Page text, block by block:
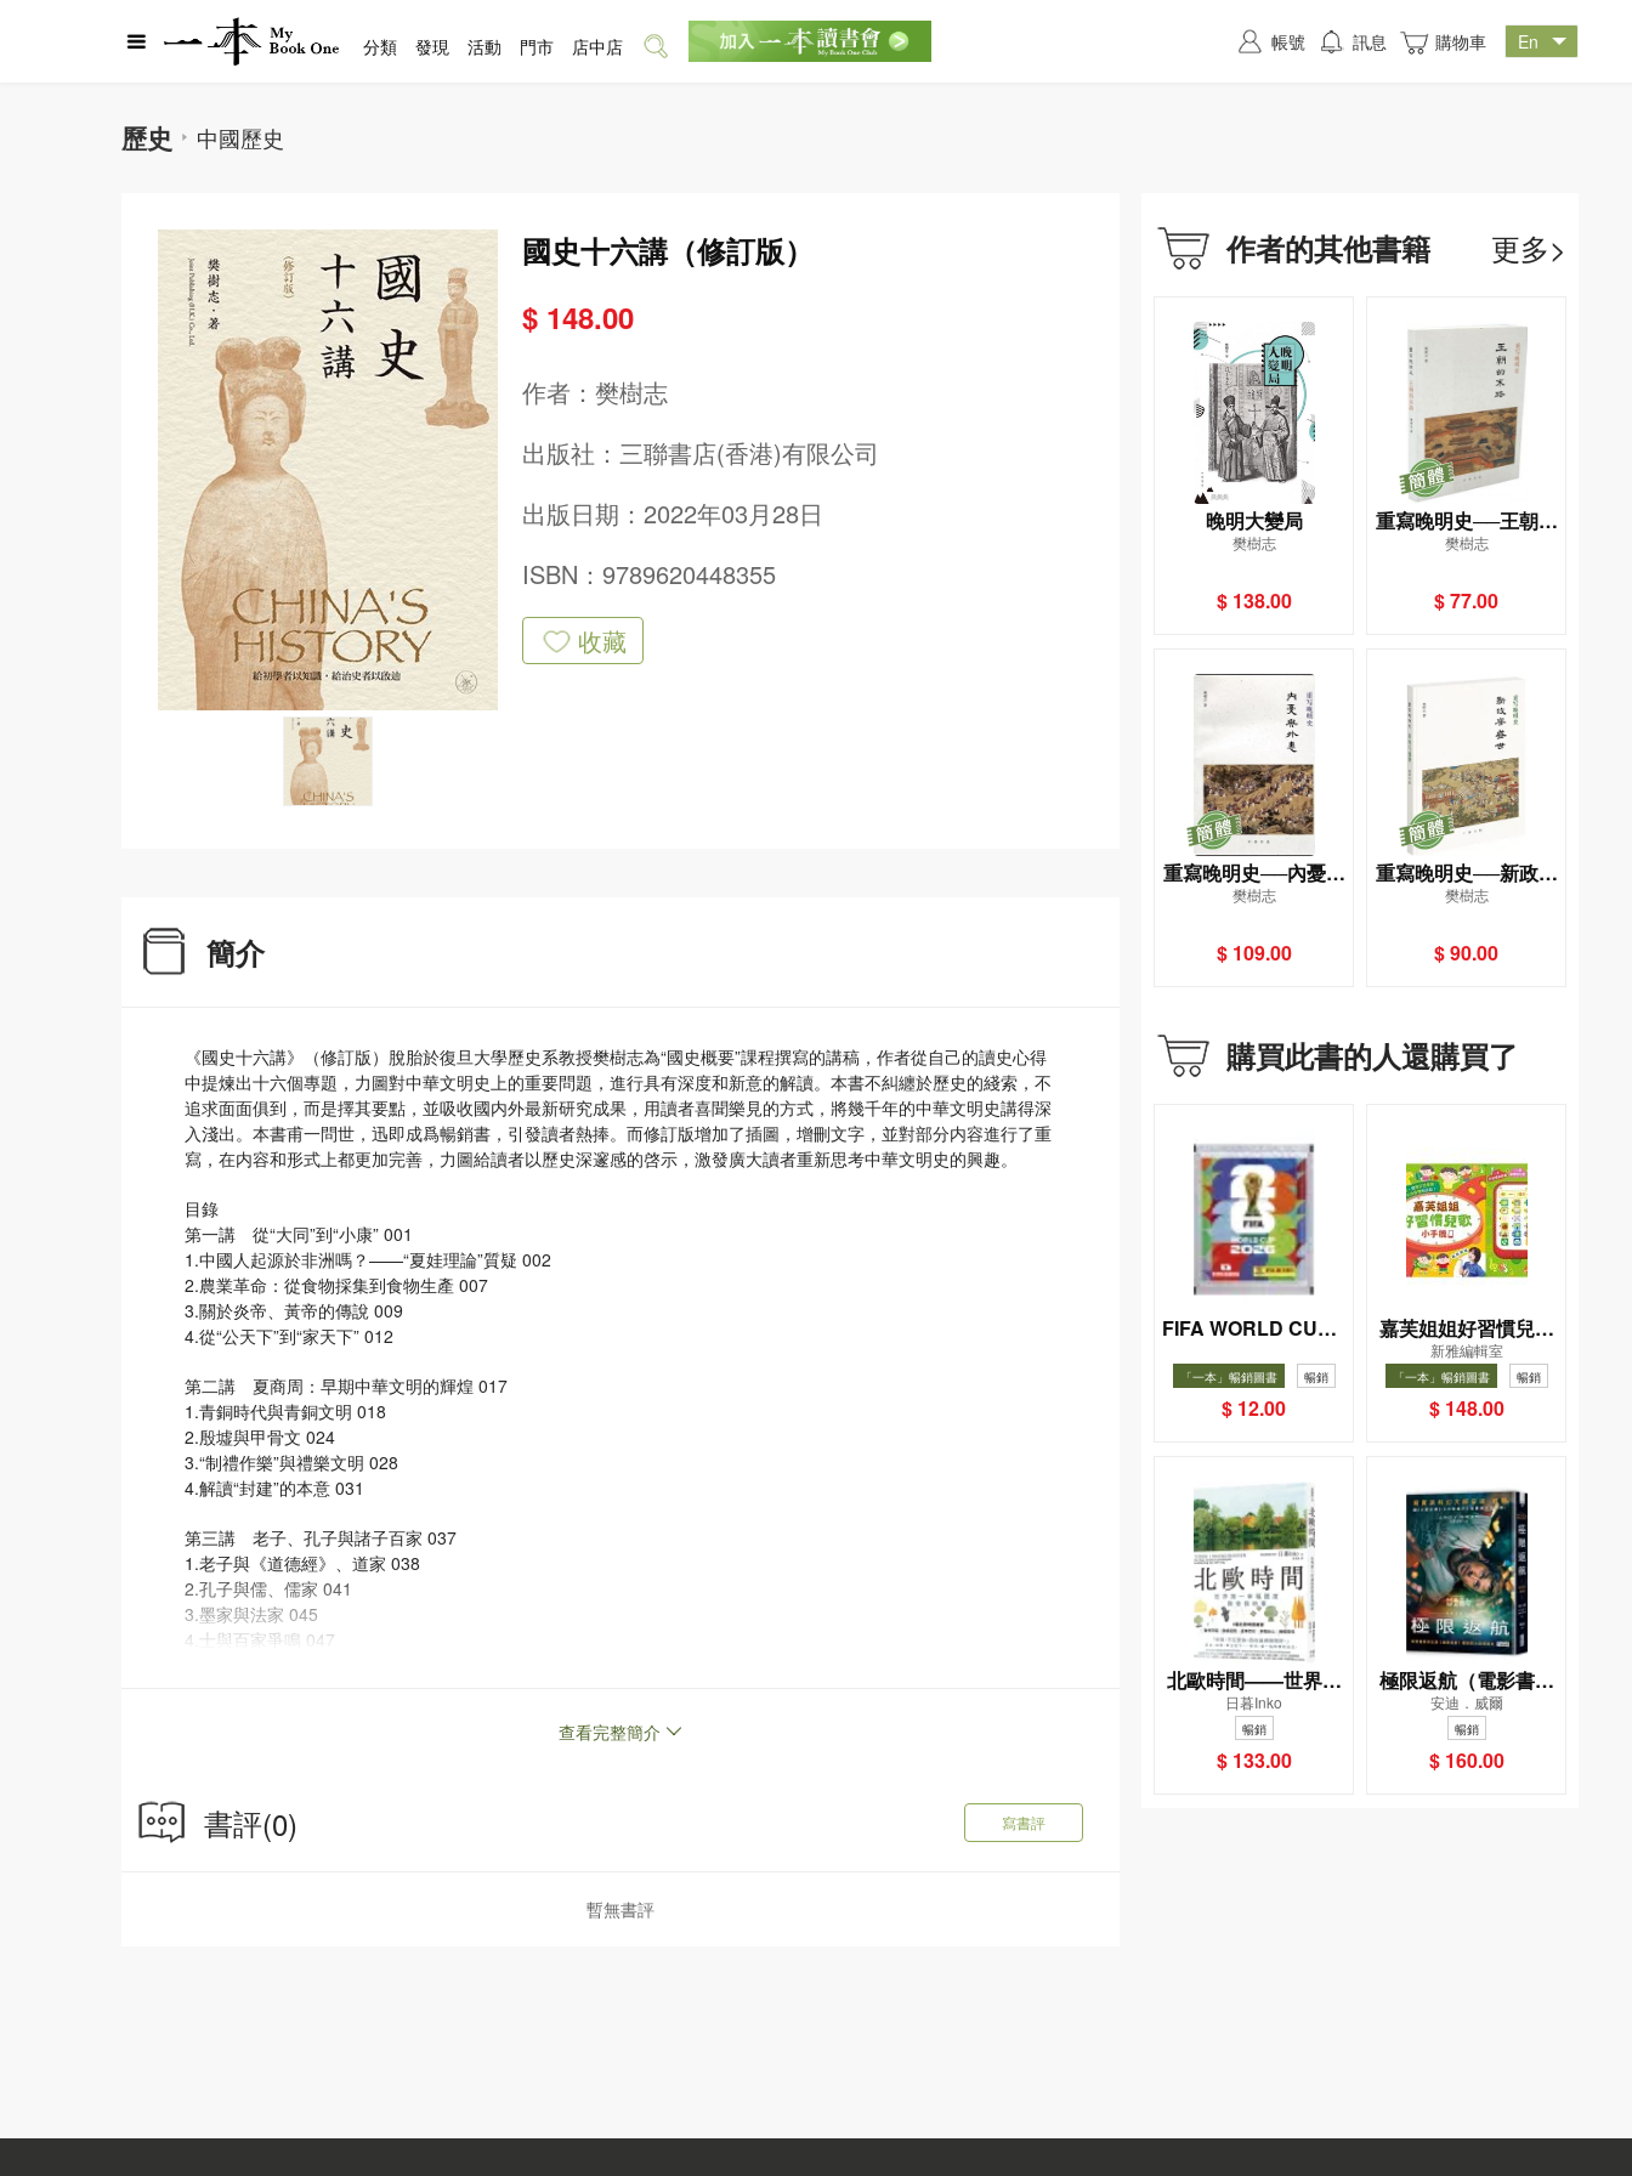
歷史 中國歷史
國史十六講（修訂版）
$ 148.00
作者： 樊樹志
出版社： 三聯書店(香港)有限公司
出版日期：2022年03月28日
ISBN：9789620448355
收藏
簡介
《國史十六講》（修訂版）脫胎於復旦大學歷史系教授樊樹志為“國史概要”課程撰寫的講稿，作者從自己的讀史心得
中提煉出十六個專題，力圖對中華文明史上的重要問題，進行具有深度和新意的解讀。本書不糾纏於歷史的綫索，不
追求面面俱到，而是擇其要點，並吸收國内外最新研究成果，用讀者喜聞樂見的方式，將幾千年的中華文明史講得深
入淺出。本書甫一問世，迅即成爲暢銷書，引發讀者熱捧。而修訂版增加了插圖，增刪文字，並對部分内容進行了重
寫，在内容和形式上都更加完善，力圖給讀者以歷史深邃感的啓示，激發廣大讀者重新思考中華文明史的興趣。
目錄
第一講 從“大同”到“小康” 001
1.中國人起源於非洲嗎？——“夏娃理論”質疑 002
2.農業革命：從食物採集到食物生產 007
3.關於炎帝、黃帝的傳說 009
4.從“公天下”到“家天下” 012
第二講 夏商周：早期中華文明的輝煌 017
1.青銅時代與青銅文明 018
2.殷墟與甲骨文 024
3.“制禮作樂”與禮樂文明 028
4.解讀“封建”的本意 031
第三講 老子、孔子與諸子百家 037
1.老子與《道德經》、道家 038
2.孔子與儒、儒家 041
3.墨家與法家 045
4.士與百家爭鳴 047
第五講 經學、讖緯、清議、玄學 071
第七講 唐：充滿活力的世界性帝國 111
查看完整簡介
書評(0) 寫書評
暫無書評
作者的其他書籍 更多>
晚明大變局
樊樹志
$ 138.00
重寫晚明史──王朝的
末路
樊樹志
$ 77.00
重寫晚明史──內憂與
外患
樊樹志
$ 109.00
重寫晚明史──新政與
盛世
樊樹志
$ 90.00
購買此書的人還購買了
FIFA WORLD CUP 2
貼紙包）
「一本」暢銷圖書 暢銷
$ 12.00
嘉芙姐姐好習慣兒歌
小手機
新雅編輯室
「一本」暢銷圖書 暢銷
$ 148.00
北歐時間——世界第
一幸福國度教會我的
事
日暮Inko
暢銷
$ 133.00
極限返航（電影書衣
典藏版）（獨家收錄
作者訪談）
安迪．威爾
暢銷
$ 160.00
分類 發現 活動 門市 店中店 帳號 訊息 購物車